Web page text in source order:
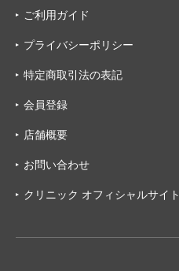
ご利用ガイド
プライバシーポリシー
特定商取引法の表記
会員登録
店舗概要
お問い合わせ
クリニック オフィシャルサイト